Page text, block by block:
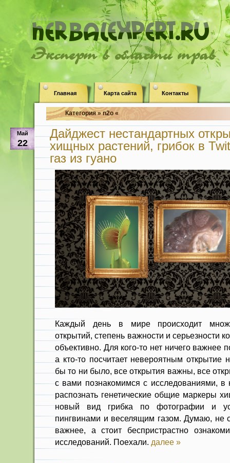
Эксперт в области трав
Главная Карта сайта Контакты
Категория » n2o «
Май
22
Дайджест нестандартных
хищных растений, грибок в
газ из гуано
Каждый день в мире происходит
открытий, степень важности и серьезности
объективно. Для кого-то нет ничего важнее
а кто-то посчитает невероятным открытие
бы то ни было, все открытия важны, все
с вами познакомимся с исследованиями, в
распознать генетические общие маркеры
новый вид грибка по фотографии и
пингвинами и веселящим газом. Думаю, не
важнее, а стоит беспристрастно
исследований. Поехали. далее »